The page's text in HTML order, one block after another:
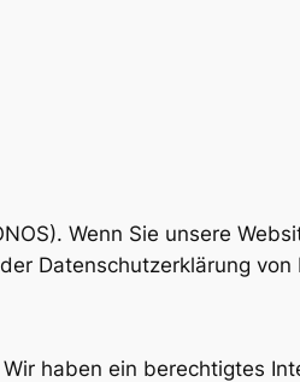
Wenn Sie unsere
Datenschutzerklärung von
haben ein berechtigtes